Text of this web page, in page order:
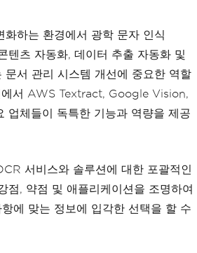
화하는 환경에서 광학 문자 인식
텐츠 자동화, 데이터 추출 자동화 및
문서 관리 시스템 개선에 중요한 역할
에서 AWS Textract, Google Vision,
업체들이 독특한 기능과 역량을 제공
서비스와 솔루션에 대한 포괄적인
점, 약점 및 애플리케이션을 조명하여
에 맞는 정보에 입각한 선택을 할 수